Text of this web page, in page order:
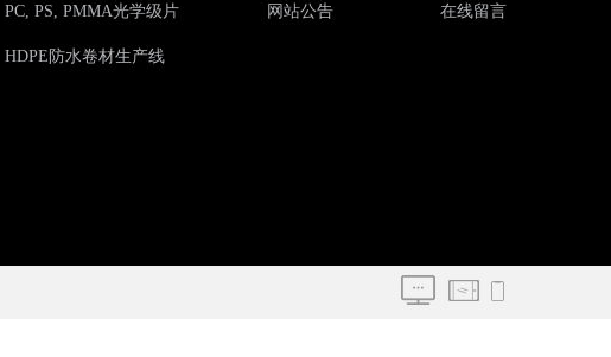
PC, PS, PMMA光学级片
HDPE防水卷材生产线
网站公告 在线留言